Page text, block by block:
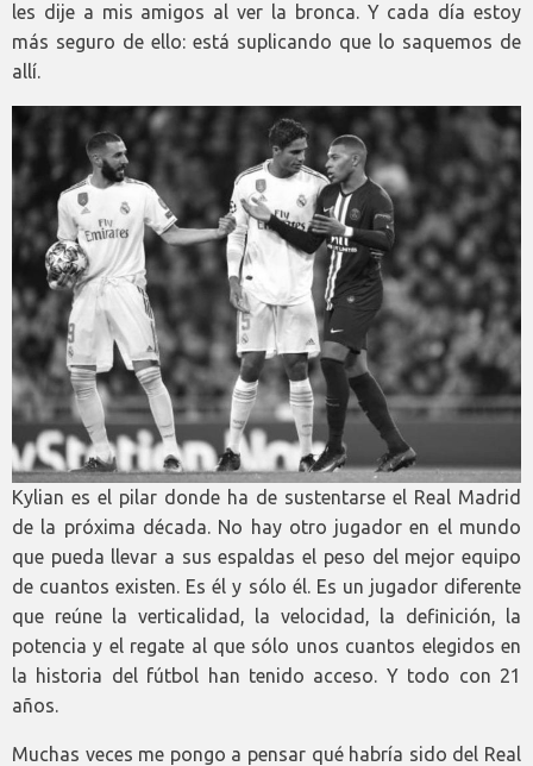
les dije a mis amigos al ver la bronca. Y cada día estoy
más seguro de ello: está suplicando que lo saquemos de
allí.
Kylian es el pilar donde ha de sustentarse el Real Madrid
de la próxima década. No hay otro jugador en el mundo
que pueda llevar a sus espaldas el peso del mejor equipo
de cuantos existen. Es él y sólo él. Es un jugador diferente
que reúne la verticalidad, la velocidad, la definición, la
potencia y el regate al que sólo unos cuantos elegidos en
la historia del fútbol han tenido acceso. Y todo con 21
años.
Muchas veces me pongo a pensar qué habría sido del Real